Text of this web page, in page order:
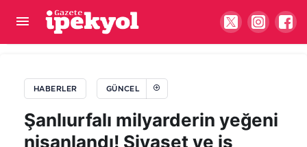
HABERLER GÜNCEL
Şanlıurfalı milyarderin yeğeni
nişanlandı! Siyaset ve iş
Şanlıurfa’da su kesintisi! 10 mahalle için uyarı